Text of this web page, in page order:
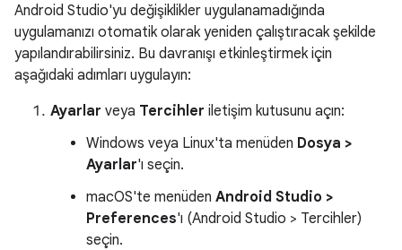
Android Studio'yu değişiklikler uygulanamadığında
uygulamanızı otomatik olarak yeniden çalıştıracak şekilde
yapılandırabilirsiniz. Bu davranışı etkinleştirmek için
aşağıdaki adımları uygulayın:
Ayarlar veya Tercihler iletişim kutusunu açın:
Windows veya Linux'ta menüden Dosya >
Ayarlar'ı seçin.
macOS'te menüden Android Studio >
Preferences'ı (Android Studio > Tercihler)
seçin.